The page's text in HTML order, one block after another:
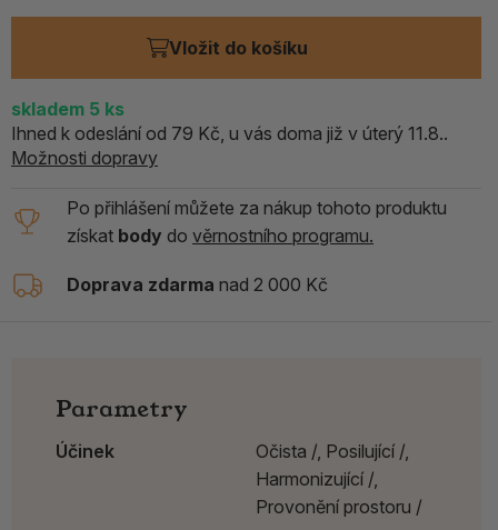
Vložit do košíku
skladem 5 ks
Ihned k odeslání od 79 Kč, u vás doma již v úterý 11.8..
Možnosti dopravy
Po přihlášení můžete za nákup tohoto produktu
získat body do věrnostního programu.
Doprava zdarma nad 2 000 Kč
Parametry
Účinek Očista /, Posilující /,
Harmonizující /,
Provonění prostoru /